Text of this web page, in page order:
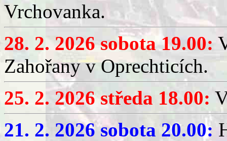
Vrchovanka.
28. 2. 2026 sobota 19.00:
Zahořany v Oprechticích.
25. 2. 2026 středa 18.00:
21. 2. 2026 sobota 20.00: